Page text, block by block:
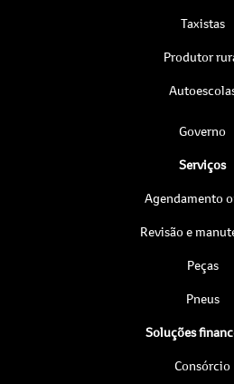
Taxistas
Produtor
Governo
Serviços
Agendamento
Revisão e
Peças
Pneus
Soluções
Consórcio